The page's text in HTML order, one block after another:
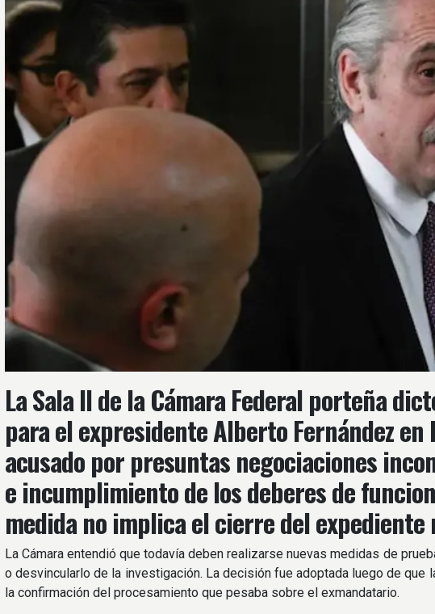
La Sala II de la Cámara Federal porteña
para el expresidente Alberto Fernández en
acusado por presuntas negociaciones
e incumplimiento de los deberes de
medida no implica el cierre del
La Cámara entendió que todavía deben realizarse nuevas medidas de
o desvincularlo de la investigación. La decisión fue adoptada luego de que
la confirmación del procesamiento que pesaba sobre el exmandatario.